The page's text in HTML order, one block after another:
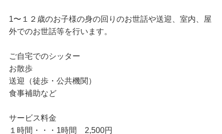
1〜１２歳のお子様の身の回りのお世話や送迎、室内、屋
外でのお世話等を行います。
ご自宅でのシッター
お散歩
送迎（徒歩・公共機関）
食事補助など
サービス料金
１時間・・・1時間 2,500円